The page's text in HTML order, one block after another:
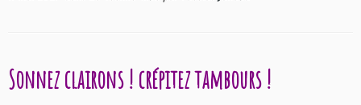
Sonnez clairons ! crépitez tambours !